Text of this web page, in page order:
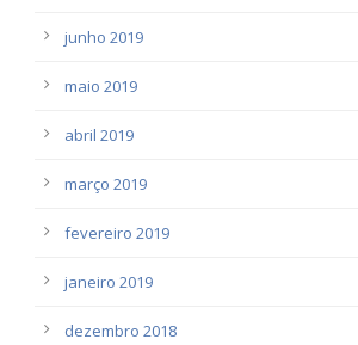
junho 2019
maio 2019
abril 2019
março 2019
fevereiro 2019
janeiro 2019
dezembro 2018